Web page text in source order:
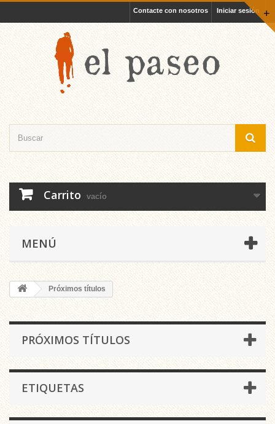
+
Iniciar sesión
Contacte con nosotros
Carrito vacío
MENÚ
Próximos títulos
PRÓXIMOS TÍTULOS
ETIQUETAS